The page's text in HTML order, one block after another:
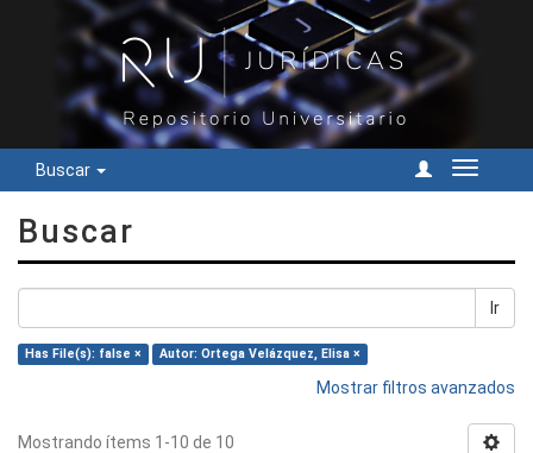
Buscar
Cambiar
Buscar
Ir
Has File(s): false × Autor: Ortega Velázquez, Elisa ×
Mostrar filtros avanzados
Mostrando ítems 1-10 de 10